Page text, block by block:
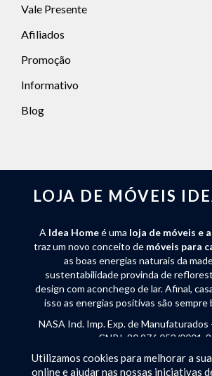
Vale Presente
Afiliados
Promoção
Informativo
Blog
LOJA DE MÓVEIS
A Idea Homeé uma loja de móveis e
traz um novo conceito de móveis para
as boas energias naturais da
sustentabilidade provinda de
design com aconchego de lar. Afinal,
isso as energias positivas são sempre
NASA Ind. Imp. Exp. de Manufaturados
CNPJ: 80.976.053/0001-
Rua José Endler 240 - Bateias de Baixo -
(SC) - CEP 89294-000 - Tel:(47)
Utilizamos cookies para melhorar a
online e ajudar nas nossas iniciativas